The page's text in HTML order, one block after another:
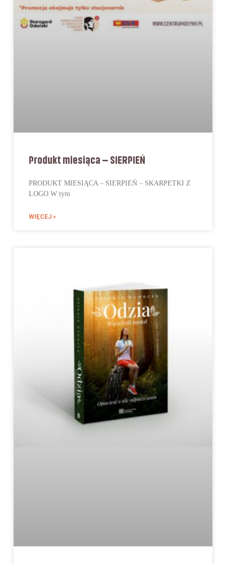
Produkt miesiąca – SIERPIEŃ
PRODUKT MIESIĄCA – SIERPIEŃ – SKARPETKI Z
LOGO W tym
WIĘCEJ »